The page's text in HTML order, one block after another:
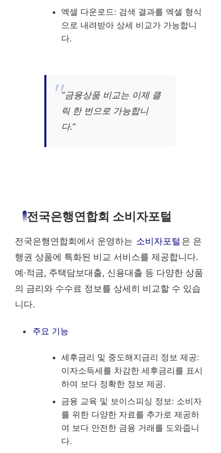
엑셀 다운로드: 검색 결과를 엑셀 형식
으로 내려받아 상세 비교가 가능합니
다.
“금융상품 비교는 이제 클
릭 한 번으로 가능합니
다.”
전국은행연합회 소비자포털
전국은행연합회에서 운영하는 소비자포털 은 은
행권 상품에 특화된 비교 서비스를 제공합니다.
예·적금, 주택담보대출, 신용대출 등 다양한 상품
의 금리와 수수료 정보를 상세히 비교할 수 있습
니다.
주요 기능
세후금리 및 중도해지금리 정보 제공:
이자소득세를 차감한 세후금리를 표시
하여 보다 정확한 정보 제공.
금융 교육 및 보이스피싱 정보: 소비자
를 위한 다양한 자료를 추가로 제공하
여 보다 안전한 금융 거래를 도와줍니
다.